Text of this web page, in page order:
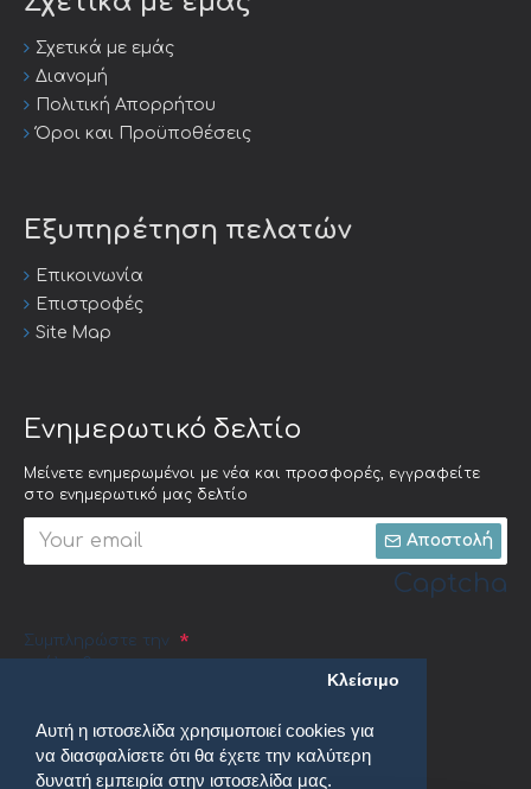
Αυτή η ιστοσελίδα χρησιμοποιεί cookies για
να διασφαλίσετε ότι θα έχετε την καλύτερη
δυνατή εμπειρία στην ιστοσελίδα μας.
Κλείσιμο
Σχετικά με εμάς
Διανομή
Πολιτική Απορρήτου
Όροι και Προϋποθέσεις
Εξυπηρέτηση πελατών
Επικοινωνία
Επιστροφές
Site Map
Ενημερωτικό δελτίο
Μείνετε ενημερωμένοι με νέα και προσφορές, εγγραφείτε
στο ενημερωτικό μας δελτίο
Αποστολή
Captcha
Συμπληρώστε την
ακόλουθη